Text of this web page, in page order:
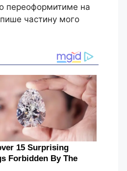
переоформитиме на
частину мого